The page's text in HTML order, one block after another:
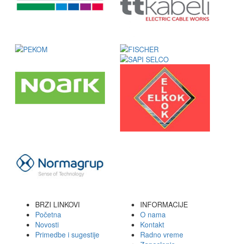
BRZI LINKOVI
Početna
Novosti
Primedbe i sugestije
INFORMACIJE
O nama
Kontakt
Radno vreme